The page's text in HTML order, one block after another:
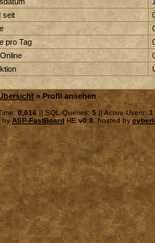
seit
pro Tag
» Profil ansehen
0,016 || SQL-Queries: 5 || Active-Users: 3
by ASP-FastBoard HE v0.8 , hosted by